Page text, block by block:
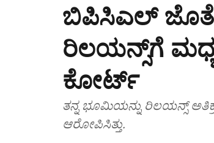
ಬಿಪಿಸಿಎಲ್
ರಿಲಯನ್ಸ್‌ಗೆ
ಕೋರ್ಟ್‌
ತನ್ನ ಭೂಮಿಯನ್ನು ರಿಲಯನ್ಸ್
ಆರೋಪಿಸಿತ್ತು.